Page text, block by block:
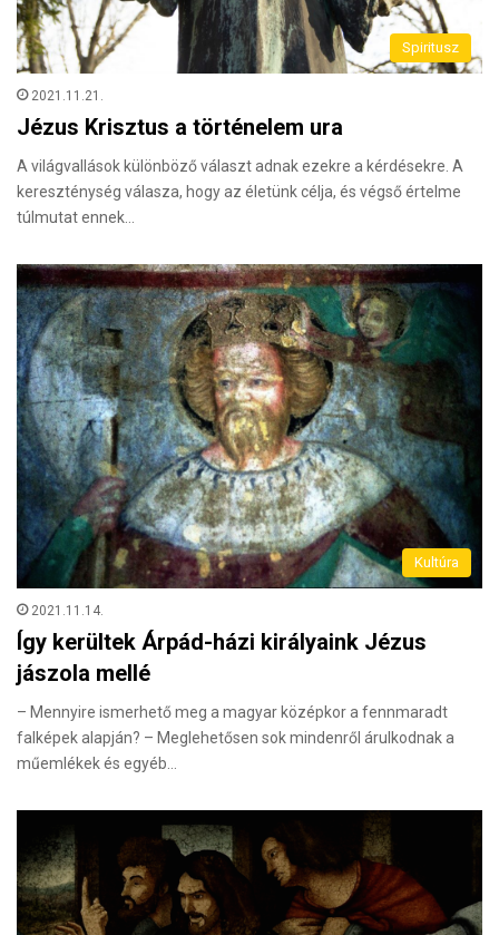
Spiritusz
2021.11.21.
Jézus Krisztus a történelem ura
A világvallások különböző választ adnak ezekre a kérdésekre. A
kereszténység válasza, hogy az életünk célja, és végső értelme
túlmutat ennek…
Kultúra
2021.11.14.
Így kerültek Árpád-házi királyaink Jézus
jászola mellé
– Mennyire ismerhető meg a magyar középkor a fennmaradt
falképek alapján? – Meglehetősen sok mindenről árulkodnak a
műemlékek és egyéb…